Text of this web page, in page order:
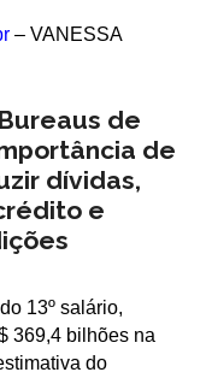
– VANESSA
de
de
dívidas,
e
13º salário,
369,4 bilhões na
do